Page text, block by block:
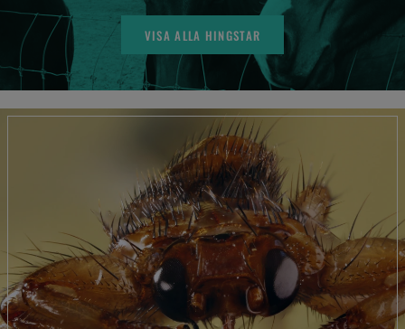
VISA ALLA HINGSTAR